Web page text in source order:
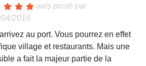
avis posté par
2016
au port. Vous pourrez en effet
village et restaurants. Mais une
a fait la majeur partie de la